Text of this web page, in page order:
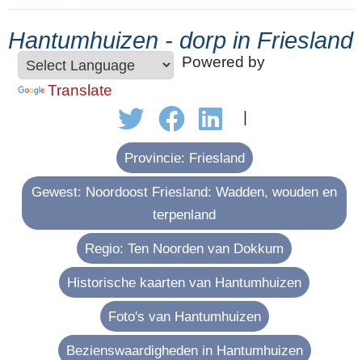
Hantumhuizen - dorp in Friesland
Powered by
Translate
Provincie: Friesland
Gewest: Noordoost Friesland: Wadden, wouden en
terpenland
Regio: Ten Noorden van Dokkum
Historische kaarten van Hantumhuizen
Foto's van Hantumhuizen
Bezienswaardigheden in Hantumhuizen